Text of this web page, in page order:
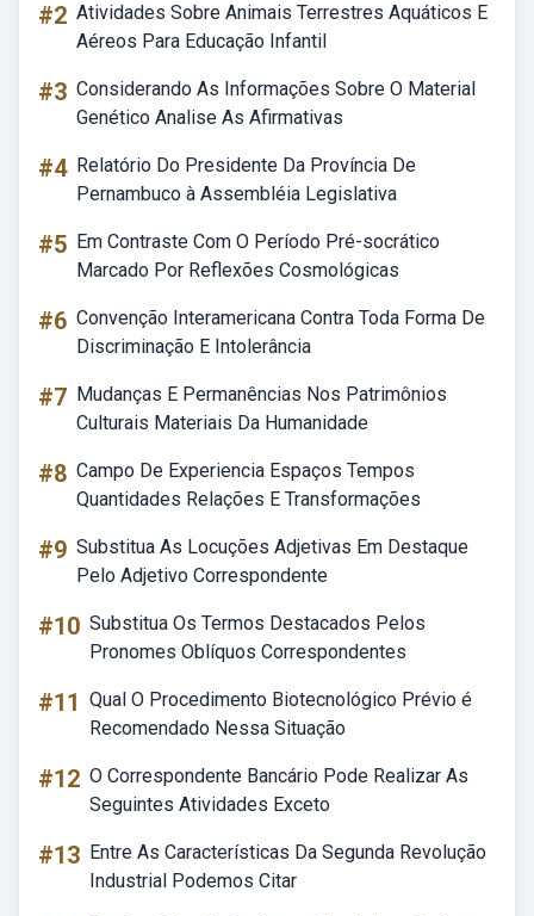
#2 Atividades Sobre Animais Terrestres Aquáticos E
Aéreos Para Educação Infantil
#3 Considerando As Informações Sobre O Material
Genético Analise As Afirmativas
#4 Relatório Do Presidente Da Província De
Pernambuco à Assembléia Legislativa
#5 Em Contraste Com O Período Pré-socrático
Marcado Por Reflexões Cosmológicas
#6 Convenção Interamericana Contra Toda Forma De
Discriminação E Intolerância
#7 Mudanças E Permanências Nos Patrimônios
Culturais Materiais Da Humanidade
#8 Campo De Experiencia Espaços Tempos
Quantidades Relações E Transformações
#9 Substitua As Locuções Adjetivas Em Destaque
Pelo Adjetivo Correspondente
#10 Substitua Os Termos Destacados Pelos
Pronomes Oblíquos Correspondentes
#11 Qual O Procedimento Biotecnológico Prévio é
Recomendado Nessa Situação
#12 O Correspondente Bancário Pode Realizar As
Seguintes Atividades Exceto
#13 Entre As Características Da Segunda Revolução
Industrial Podemos Citar